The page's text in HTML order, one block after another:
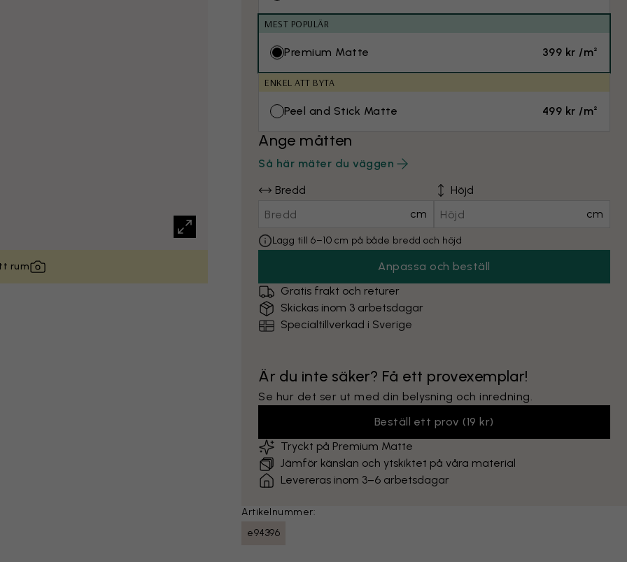
rum
MEST POPULÄR
Premium Matte 399 kr /m²
ENKEL ATT BYTA
Peel and Stick Matte 499 kr /m²
Ange måtten
Så här mäter du väggen
Bredd
cm
Höjd
cm
Lägg till 6–10 cm på både bredd och höjd
Anpassa och beställ
Gratis frakt och returer
Skickas inom 3 arbetsdagar
Specialtillverkad i Sverige
Är du inte säker? Få ett provexemplar!
Se hur det ser ut med din belysning och inredning.
Beställ ett prov (19 kr)
Tryckt på Premium Matte
Jämför känslan och ytskiktet på våra material
Levereras inom 3–6 arbetsdagar
Artikelnummer:
e94396